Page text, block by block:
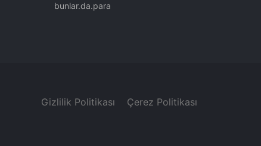
bunlar.da.para
Gizlilik Politikası Çerez Politikası